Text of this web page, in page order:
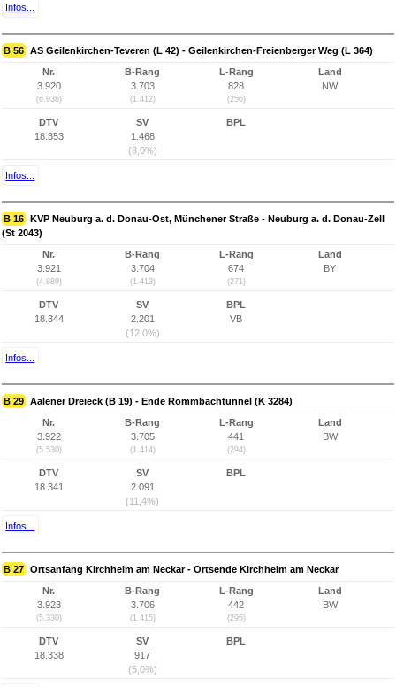
Infos...
B 56 AS Geilenkirchen-Teveren (L 42) - Geilenkirchen-Freienberger Weg (L 364)
Nr.
3.920
(6.936)
B-Rang
3.703
(1.412)
L-Rang
828
(256)
Land
NW
DTV
18.353
SV
1.468
(8,0%)
BPL
Infos...
B 16 KVP Neuburg a. d. Donau-Ost, Münchener Straße - Neuburg a. d. Donau-Zell
(St 2043)
Nr.
3.921
(4.889)
B-Rang
3.704
(1.413)
L-Rang
674
(271)
Land
BY
DTV
18.344
SV
2.201
(12,0%)
BPL
VB
Infos...
B 29 Aalener Dreieck (B 19) - Ende Rommbachtunnel (K 3284)
Nr.
3.922
(5.530)
B-Rang
3.705
(1.414)
L-Rang
441
(294)
Land
BW
DTV
18.341
SV
2.091
(11,4%)
BPL
Infos...
B 27 Ortsanfang Kirchheim am Neckar - Ortsende Kirchheim am Neckar
Nr.
3.923
(5.330)
B-Rang
3.706
(1.415)
L-Rang
442
(295)
Land
BW
DTV
18.338
SV
917
(5,0%)
BPL